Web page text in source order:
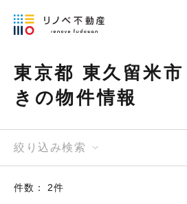
東京都 東久留米
きの物件情報
絞り込み検索
件数： 2件